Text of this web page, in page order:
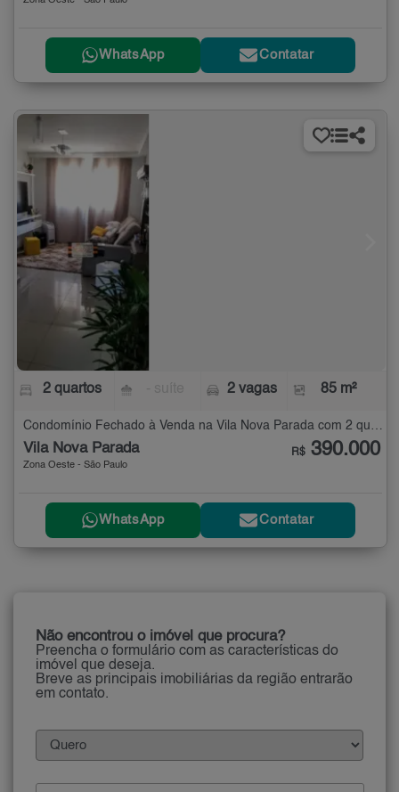
WhatsApp Contatar
2 quartos 2 vagas 85 m²
Vila Nova Parada
Zona Oeste - São Paulo
R$ 390.000
WhatsApp Contatar
Não encontrou o imóvel que procura?
Preencha o formulário com as características do
imóvel que deseja.
Breve as principais imobiliárias da região entrarão
em contato.